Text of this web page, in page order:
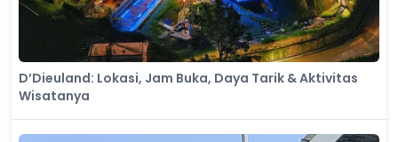
D’Dieuland: Lokasi, Jam Buka, Daya Tarik & Aktivitas
Wisatanya